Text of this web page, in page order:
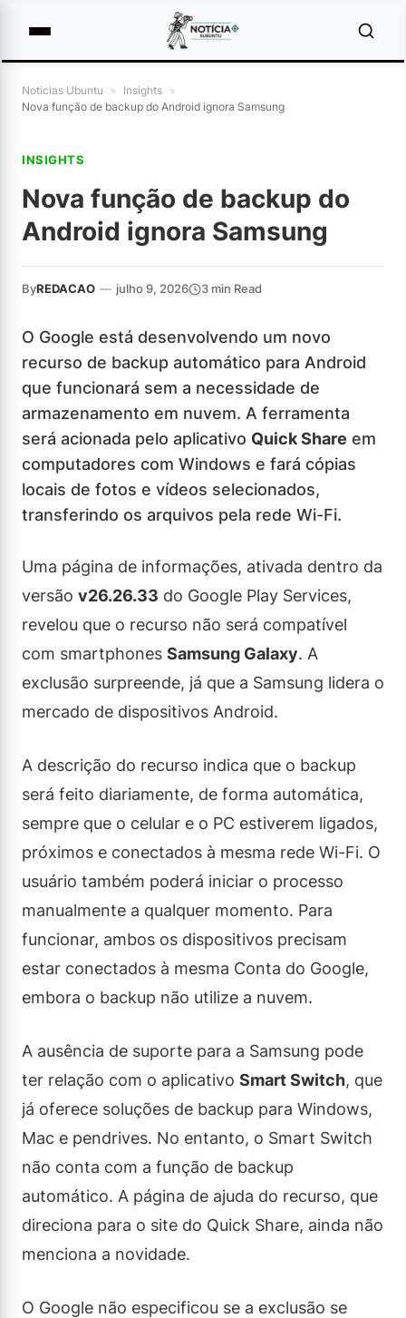
Noticias Ubuntu » Insights »
Nova função de backup do Android ignora Samsung
INSIGHTS
Nova função de backup do
Android ignora Samsung
ByREDACAO — julho 9, 2026 3 min Read
O Google está desenvolvendo um novo
recurso de backup automático para Android
que funcionará sem a necessidade de
armazenamento em nuvem. A ferramenta
será acionada pelo aplicativo Quick Share em
computadores com Windows e fará cópias
locais de fotos e vídeos selecionados,
transferindo os arquivos pela rede Wi-Fi.
Uma página de informações, ativada dentro da
versão v26.26.33 do Google Play Services,
revelou que o recurso não será compatível
com smartphones Samsung Galaxy. A
exclusão surpreende, já que a Samsung lidera o
mercado de dispositivos Android.
A descrição do recurso indica que o backup
será feito diariamente, de forma automática,
sempre que o celular e o PC estiverem ligados,
próximos e conectados à mesma rede Wi-Fi. O
usuário também poderá iniciar o processo
manualmente a qualquer momento. Para
funcionar, ambos os dispositivos precisam
estar conectados à mesma Conta do Google,
embora o backup não utilize a nuvem.
A ausência de suporte para a Samsung pode
ter relação com o aplicativo Smart Switch, que
já oferece soluções de backup para Windows,
Mac e pendrives. No entanto, o Smart Switch
não conta com a função de backup
automático. A página de ajuda do recurso, que
direciona para o site do Quick Share, ainda não
menciona a novidade.
O Google não especificou se a exclusão se